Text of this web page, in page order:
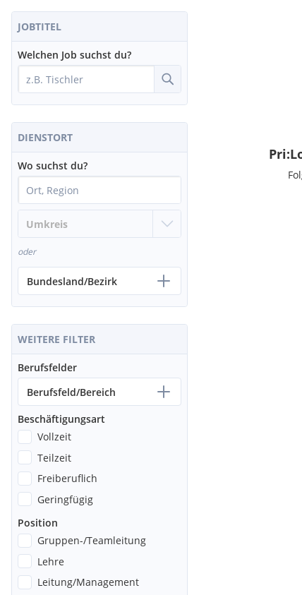
JOBTITEL
Welchen Job suchst du?
DIENSTORT
Wo suchst du?
oder
Bundesland/Bezirk
WEITERE FILTER
Berufsfelder
Berufsfeld/Bereich
Beschäftigungsart
Vollzeit
Teilzeit
Freiberuflich
Geringfügig
Position
Gruppen-/Teamleitung
Lehre
Leitung/Management